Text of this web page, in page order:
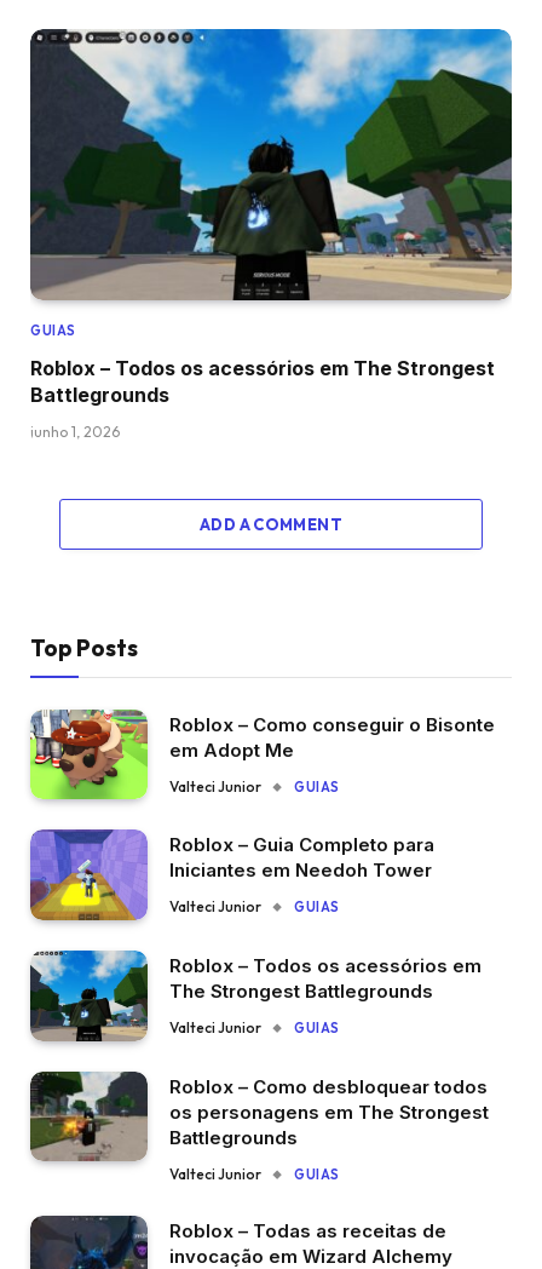
GUIAS
Roblox – Todos os acessórios em The Strongest
Battlegrounds
junho 1, 2026
ADD A COMMENT
Top Posts
Roblox – Como conseguir o Bisonte
em Adopt Me
Valteci Junior GUIAS
Roblox – Guia Completo para
Iniciantes em Needoh Tower
Valteci Junior GUIAS
Roblox – Todos os acessórios em
The Strongest Battlegrounds
Valteci Junior GUIAS
Roblox – Como desbloquear todos
os personagens em The Strongest
Battlegrounds
Valteci Junior GUIAS
Roblox – Todas as receitas de
invocação em Wizard Alchemy